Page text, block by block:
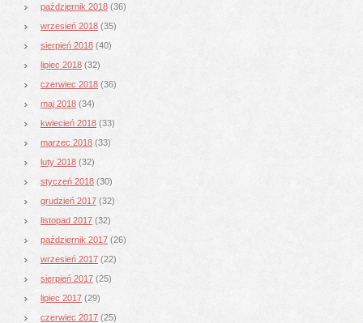
październik 2018 (36)
wrzesień 2018 (35)
sierpień 2018 (40)
lipiec 2018 (32)
czerwiec 2018 (36)
maj 2018 (34)
kwiecień 2018 (33)
marzec 2018 (33)
luty 2018 (32)
styczeń 2018 (30)
grudzień 2017 (32)
listopad 2017 (32)
październik 2017 (26)
wrzesień 2017 (22)
sierpień 2017 (25)
lipiec 2017 (29)
czerwiec 2017 (25)